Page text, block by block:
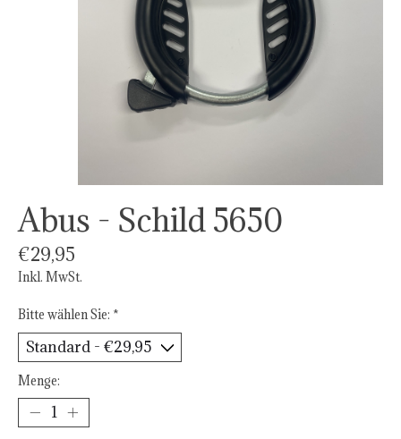
Abus - Schild 5650
€29,95
Inkl. MwSt.
Bitte wählen Sie: *
Menge: